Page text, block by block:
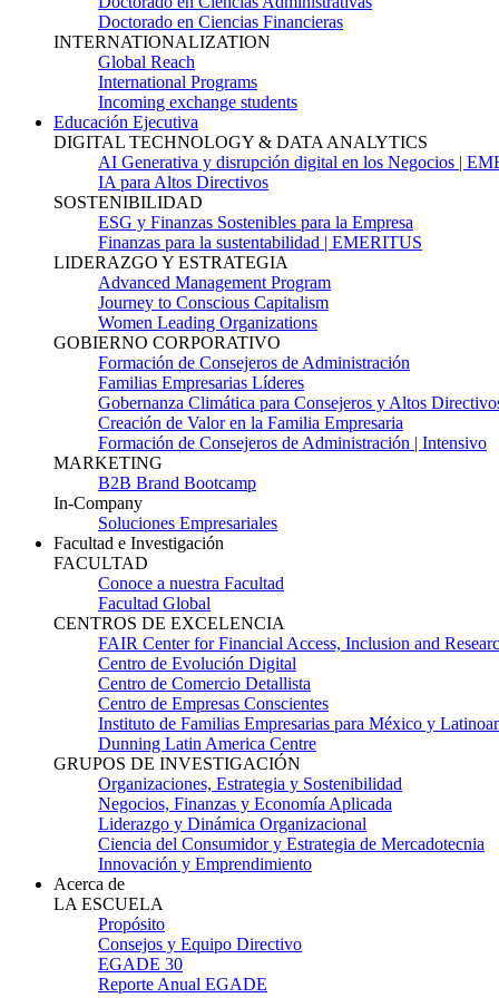
Doctorado en Ciencias Financieras
INTERNATIONALIZATION
Global Reach
International Programs
Incoming exchange students
Educación Ejecutiva
DIGITAL TECHNOLOGY & DATA ANALYTICS
AI Generativa y disrupción digital en los Negocios |
IA para Altos Directivos
SOSTENIBILIDAD
ESG y Finanzas Sostenibles para la Empresa
Finanzas para la sustentabilidad | EMERITUS
LIDERAZGO Y ESTRATEGIA
Advanced Management Program
Journey to Conscious Capitalism
Women Leading Organizations
GOBIERNO CORPORATIVO
Formación de Consejeros de Administración
Familias Empresarias Líderes
Gobernanza Climática para Consejeros y Altos
Creación de Valor en la Familia Empresaria
Formación de Consejeros de Administración | Intensivo
MARKETING
B2B Brand Bootcamp
In-Company
Soluciones Empresariales
Facultad e Investigación
FACULTAD
Conoce a nuestra Facultad
Facultad Global
CENTROS DE EXCELENCIA
FAIR Center for Financial Access, Inclusion and
Centro de Evolución Digital
Centro de Comercio Detallista
Centro de Empresas Conscientes
Instituto de Familias Empresarias para México y
Dunning Latin America Centre
GRUPOS DE INVESTIGACIÓN
Organizaciones, Estrategia y Sostenibilidad
Negocios, Finanzas y Economía Aplicada
Liderazgo y Dinámica Organizacional
Ciencia del Consumidor y Estrategia de Mercadotecnia
Innovación y Emprendimiento
Acerca de
LA ESCUELA
Propósito
Consejos y Equipo Directivo
EGADE 30
Reporte Anual EGADE